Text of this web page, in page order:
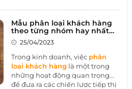
chúng ta sẽ tìm hiểu về mẫu
kịch bản gọi điện thoại chăm
sóc khách hàng chuyên nghiệp
để giúp các doanh nghiệp có
cách hiệu quả và chuyên
nghiệp hơn.
trình chăm sóc khách hàng
chuyên nghiệp đã trở thành
một trong những nhu cầu cấp
Biểu mẫu quy trình chăm sóc
khách hàng sẽ giúp cho doanh
nghiệp quản lý và điều hành
quy trình chăm sóc khách hàng
Mẫu phân loại khách hàng
theo từng nhóm hay nhất
202325/04/2023
Trong kinh doanh, việc phân
loại khách hàng là một trong
những hoạt động quan trọng
để đưa ra các chiến lược tiếp thị